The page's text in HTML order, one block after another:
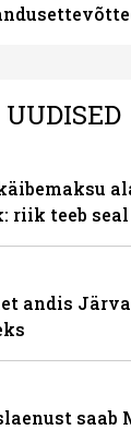
riik teeb
andis
saab